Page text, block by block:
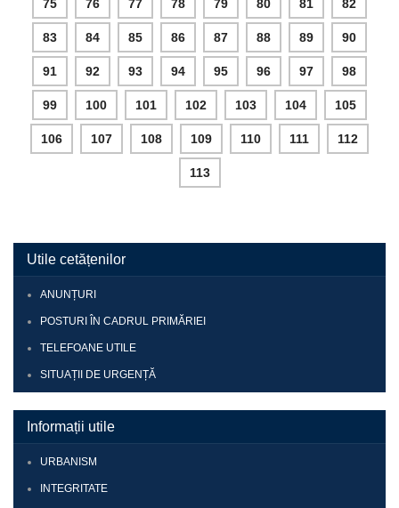
75 76 77 78 79 80 81 82
83 84 85 86 87 88 89 90
91 92 93 94 95 96 97 98
99 100 101 102 103 104 105
106 107 108 109 110 111 112
113
Utile cetățenilor
ANUNȚURI
POSTURI ÎN CADRUL PRIMĂRIEI
TELEFOANE UTILE
SITUAȚII DE URGENȚĂ
Informații utile
URBANISM
INTEGRITATE